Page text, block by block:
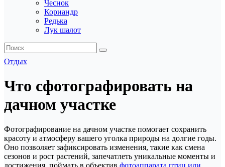
Чеснок
Кориандр
Редька
Лук шалот
Отдых
Что сфотографировать на
дачном участке
Фотографирование на дачном участке помогает сохранить
красоту и атмосферу вашего уголка природы на долгие годы.
Оно позволяет зафиксировать изменения, такие как смена
сезонов и рост растений, запечатлеть уникальные моменты и
достижения, поймать в объектив фотоаппарата птиц или